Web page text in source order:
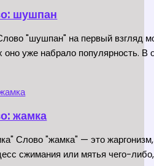
шушпан
"шушпан" на первый взгляд
оно уже набрало популярность.
жамка
Слово "жамка" — это
сжимания или мятья чего-